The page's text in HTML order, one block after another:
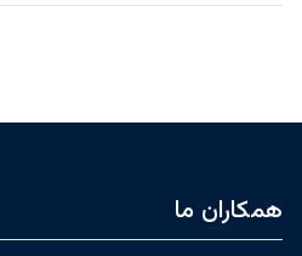
همکاران ما